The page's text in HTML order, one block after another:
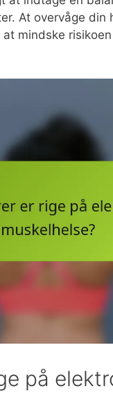
At overvåge
mindske
på